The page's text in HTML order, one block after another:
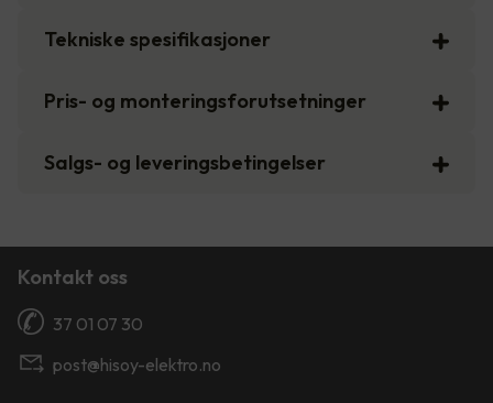
Tekniske spesifikasjoner
Pris- og monteringsforutsetninger
Salgs- og leveringsbetingelser
Kontakt oss
37 01 07 30
post@hisoy-elektro.no